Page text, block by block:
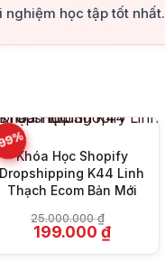
học tập tốt nhất.
+
Khóa Học Shopify
Dropshipping K44 Linh
Thạch Ecom Bản Mới
25.000.000₫
Giá
199.000 ₫Giá
hiện